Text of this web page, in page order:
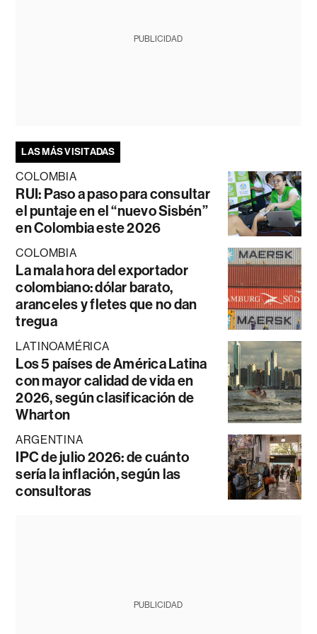
PUBLICIDAD
LAS MÁS VISITADAS
COLOMBIA
RUI: Paso a paso para consultar
el puntaje en el “nuevo Sisbén”
en Colombia este 2026
COLOMBIA
La mala hora del exportador
colombiano: dólar barato,
aranceles y fletes que no dan
tregua
LATINOAMÉRICA
Los 5 países de América Latina
con mayor calidad de vida en
2026, según clasificación de
Wharton
ARGENTINA
IPC de julio 2026: de cuánto
sería la inflación, según las
consultoras
PUBLICIDAD